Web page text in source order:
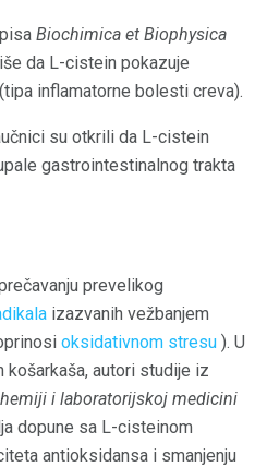
Biochimica et Biophysica
da L-cistein pokazuje
inflamatorne bolesti creva).
su otkrili da L-cistein
gastrointestinalnog trakta
prevelikog
izazvanih vežbanjem
oksidativnom stresu ). U
autori studije iz
i laboratorijskoj medicini
dopune sa L-cisteinom
antioksidansa i smanjenju